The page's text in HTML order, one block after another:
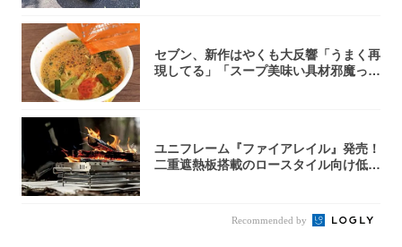
セブン、新作はやくも大反響「うまく再
現してる」「スープ美味い具材邪魔って
ユニフレーム『ファイアレイル』発売！
二重遮熱板搭載のロースタイル向け低型
Recommended by